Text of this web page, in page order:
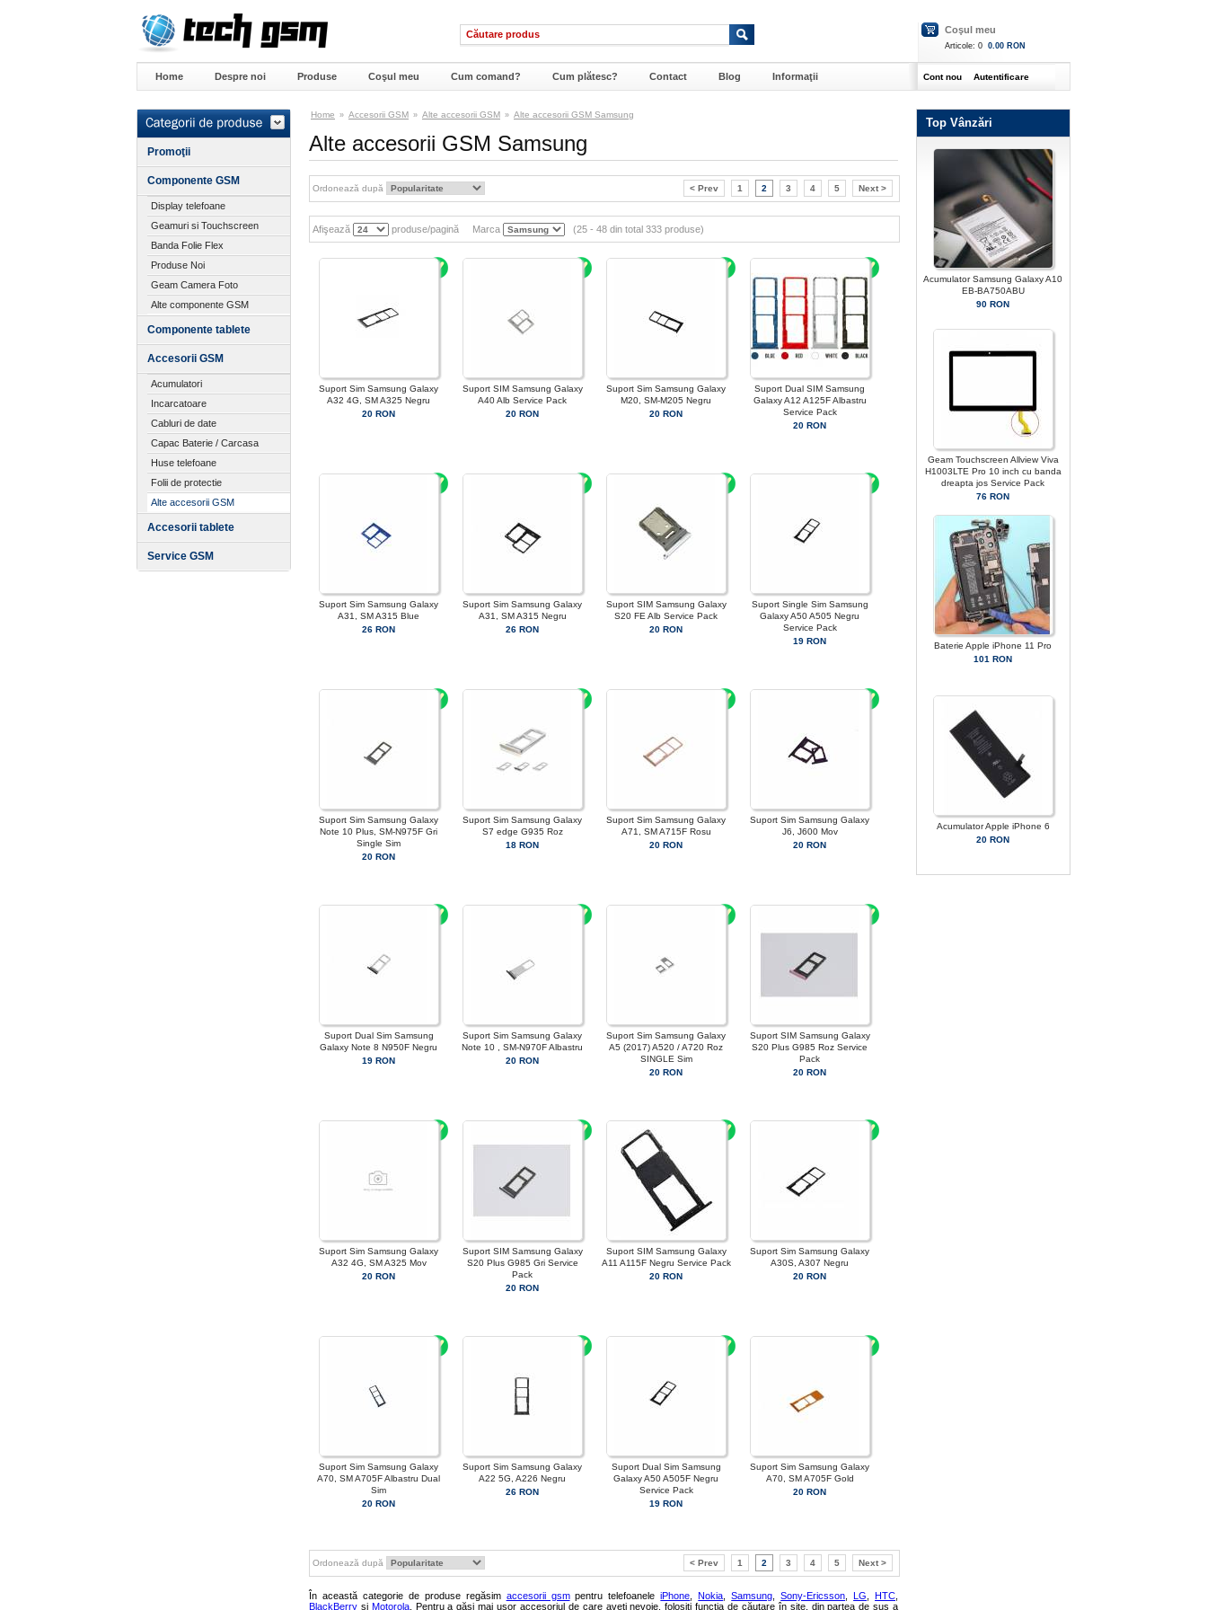
Coşul meu
Articole: 0 0.00 RON
Home Despre noi Produse Coşul meu Cum comand? Cum plătesc? Contact Blog Informaţii Cont nou Autentificare
Promoţii
Componente GSM
Display telefoane
Geamuri si Touchscreen
Banda Folie Flex
Produse Noi
Geam Camera Foto
Alte componente GSM
Componente tablete
Accesorii GSM
Acumulatori
Incarcatoare
Cabluri de date
Capac Baterie / Carcasa
Huse telefoane
Folii de protectie
Alte accesorii GSM
Accesorii tablete
Service GSM
Home » Accesorii GSM » Alte accesorii GSM » Alte accesorii GSM Samsung
Alte accesorii GSM Samsung
Ordonează după < Prev 1 2 3 4 5 Next >
Afişează produse/pagină Marca (25 - 48 din total 333 produse)
Suport Sim Samsung Galaxy
A32 4G, SM A325 Negru
20 RON
Suport SIM Samsung Galaxy
A40 Alb Service Pack
20 RON
Suport Sim Samsung Galaxy
M20, SM-M205 Negru
20 RON
Suport Dual SIM Samsung
Galaxy A12 A125F Albastru
Service Pack
20 RON
Suport Sim Samsung Galaxy
A31, SM A315 Blue
26 RON
Suport Sim Samsung Galaxy
A31, SM A315 Negru
26 RON
Suport SIM Samsung Galaxy
S20 FE Alb Service Pack
20 RON
Suport Single Sim Samsung
Galaxy A50 A505 Negru
Service Pack
19 RON
Suport Sim Samsung Galaxy
Note 10 Plus, SM-N975F Gri
Single Sim
20 RON
Suport Sim Samsung Galaxy
S7 edge G935 Roz
18 RON
Suport Sim Samsung Galaxy
A71, SM A715F Rosu
20 RON
Suport Sim Samsung Galaxy
J6, J600 Mov
20 RON
Suport Dual Sim Samsung
Galaxy Note 8 N950F Negru
19 RON
Suport Sim Samsung Galaxy
Note 10 , SM-N970F Albastru
20 RON
Suport Sim Samsung Galaxy
A5 (2017) A520 / A720 Roz
SINGLE Sim
20 RON
Suport SIM Samsung Galaxy
S20 Plus G985 Roz Service
Pack
20 RON
Suport Sim Samsung Galaxy
A32 4G, SM A325 Mov
20 RON
Suport SIM Samsung Galaxy
S20 Plus G985 Gri Service
Pack
20 RON
Suport SIM Samsung Galaxy
A11 A115F Negru Service Pack
20 RON
Suport Sim Samsung Galaxy
A30S, A307 Negru
20 RON
Suport Sim Samsung Galaxy
A70, SM A705F Albastru Dual
Sim
20 RON
Suport Sim Samsung Galaxy
A22 5G, A226 Negru
26 RON
Suport Dual Sim Samsung
Galaxy A50 A505F Negru
Service Pack
19 RON
Suport Sim Samsung Galaxy
A70, SM A705F Gold
20 RON
Ordonează după < Prev 1 2 3 4 5 Next >
În această categorie de produse regăsim accesorii gsmpentru telefoaneleiPhone ,Nokia ,Samsung ,Sony-Ericsson ,LG ,HTC
BlackBerry și Motorola. Pentru a găsi mai ușor accesoriul de care aveți nevoie, folosiți funcția de căutare în site, din partea de sus a
Top Vânzări
Acumulator Samsung Galaxy A10
EB-BA750ABU
90 RON
Geam Touchscreen Allview Viva
H1003LTE Pro 10 inch cu banda
dreapta jos Service Pack
76 RON
Baterie Apple iPhone 11 Pro
101 RON
Acumulator Apple iPhone 6
20 RON